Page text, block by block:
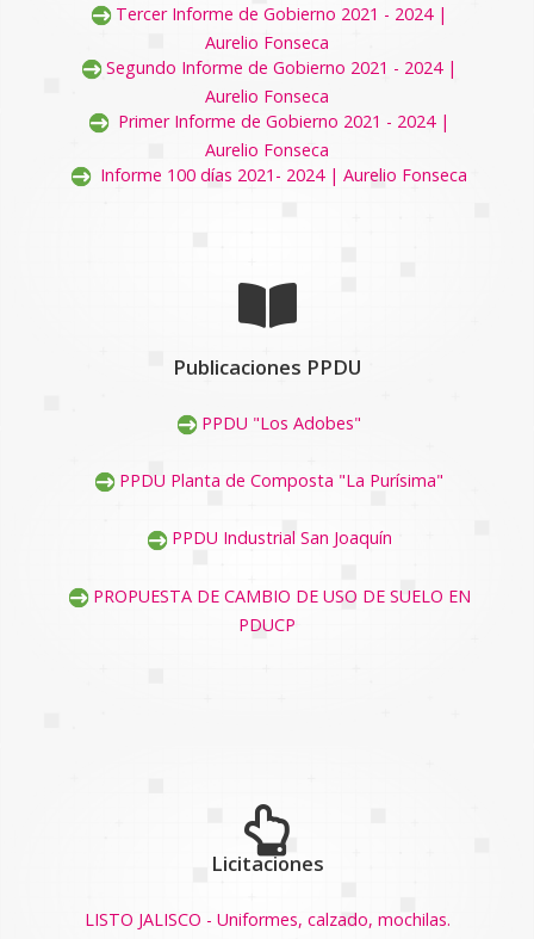
Tercer Informe de Gobierno 2021 - 2024 |
Aurelio Fonseca
Segundo Informe de Gobierno 2021 - 2024 |
Aurelio Fonseca
Primer Informe de Gobierno 2021 - 2024 |
Aurelio Fonseca
Informe 100 días 2021- 2024 | Aurelio Fonseca
Publicaciones PPDU
PPDU "Los Adobes"
PPDU Planta de Composta "La Purísima"
PPDU Industrial San Joaquín
PROPUESTA DE CAMBIO DE USO DE SUELO EN
PDUCP
Licitaciones
LISTO JALISCO - Uniformes, calzado, mochilas.